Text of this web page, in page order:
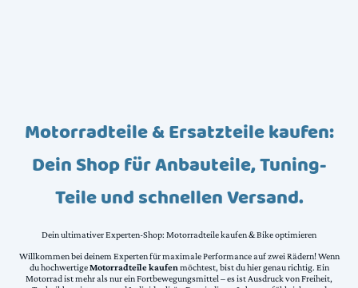
Motorradteile & Ersatzteile kaufen:
Dein Shop für Anbauteile, Tuning-
Teile und schnellen Versand.
Dein ultimativer Experten-Shop: Motorradteile kaufen & Bike optimieren
Willkommen bei deinem Experten für maximale Performance auf zwei Rädern! Wenn
du hochwertigeMotorradteile kaufen möchtest, bist du hier genau richtig. Ein
Motorrad ist mehr als nur ein Fortbewegungsmittel – es ist Ausdruck von Freiheit,